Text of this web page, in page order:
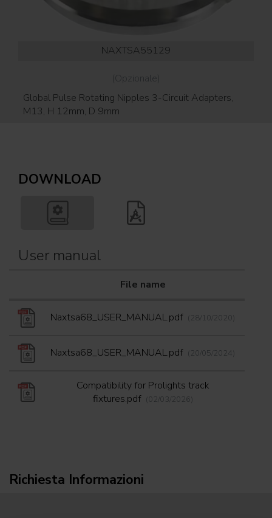
NAXTSA55129
(Opzionale)
Global Pulse Rotating Nipples 3-Circuit Adapters,
M13, H 12mm, D 9mm
DOWNLOAD
User manual
File name
Naxtsa68_USER_MANUAL.pdf (28/10/2020)
Naxtsa68_USER_MANUAL.pdf (20/05/2024)
Compatibility for Prolights track
fixtures.pdf (02/03/2026)
Richiesta Informazioni